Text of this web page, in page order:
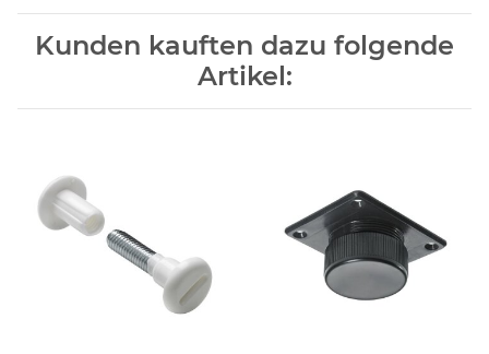
Kunden kauften dazu folgende
Artikel: